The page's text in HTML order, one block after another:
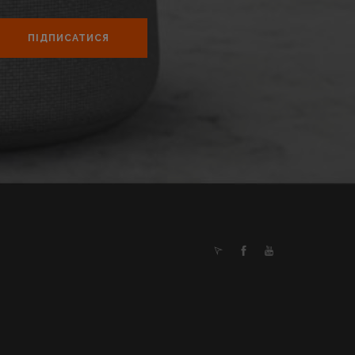
ПІДПИСАТИСЯ